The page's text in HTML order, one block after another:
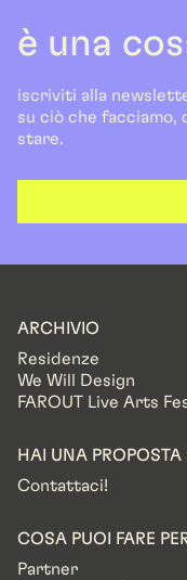
è una
iscriviti alla
su ciò che facciamo,
stare.
ARCHIVIO
Residenze
We Will Design
FAROUT Live Arts
HAI UNA PROPOSTA
Contattaci!
COSA PUOI FARE
Partner